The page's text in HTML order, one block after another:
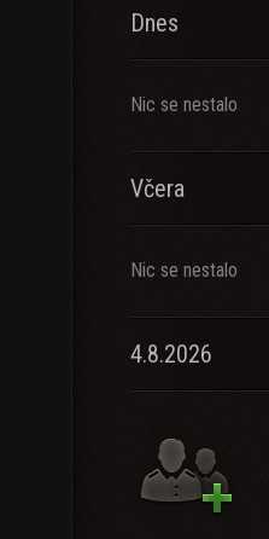
Dnes
Nic se nestalo
Včera
Nic se nestalo
4.8.2026